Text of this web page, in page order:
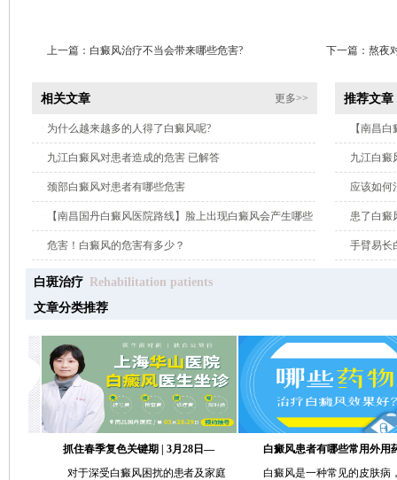
上一篇： 白癜风治疗不当会带来哪些危害? 下一篇：熬夜
相关文章 更多>>
为什么越来越多的人得了白癜风呢?
九江白癜风对患者造成的危害 已解答
颈部白癜风对患者有哪些危害
【南昌国丹白癜风医院路线】脸上出现白癜风会产生哪些
危害?
危害！白癜风的危害有多少？
推荐文章
【南昌
九江白癜
应该如何
患了白癜
手臂易长
白斑治疗
Rehabilitation patients
文章分类推荐
抓住春季复色关键期 | 3月28日—
对于深受白癜风困扰的患者及家庭
白癜风患者有哪些常用外用药?
白癜风是一种常见的皮肤病，其